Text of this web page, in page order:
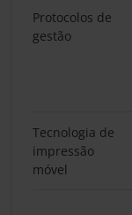
Protocolos de
gestão
Tecnologia de
impressão
móvel